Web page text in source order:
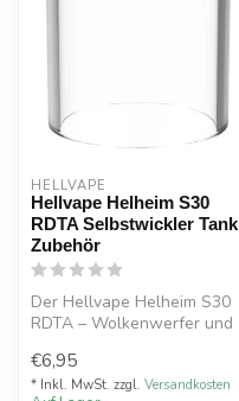
HELLVAPE
Hellvape Helheim S30
RDTA Selbstwickler Tank
Zubehör
Der Hellvape Helheim S30
RDTA – Wolkenwerfer und
Mit dem Hel...
€6,95
* Inkl. MwSt. zzgl. Versandkosten